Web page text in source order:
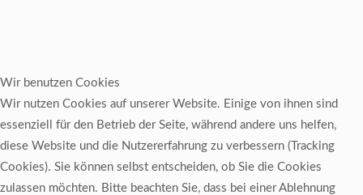
Wir benutzen Cookies
Wir nutzen Cookies auf unserer Website. Einige von ihnen sind
essenziell für den Betrieb der Seite, während andere uns helfen,
diese Website und die Nutzererfahrung zu verbessern (Tracking
Cookies). Sie können selbst entscheiden, ob Sie die Cookies
zulassen möchten. Bitte beachten Sie, dass bei einer Ablehnung